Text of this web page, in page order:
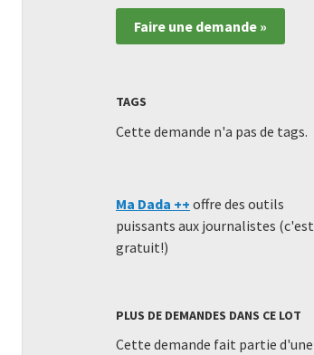
Faire une demande »
TAGS
Cette demande n'a pas de tags.
Ma Dada ++ offre des outils
puissants aux journalistes (c'est
gratuit!)
PLUS DE DEMANDES DANS CE LOT
Cette demande fait partie d'une